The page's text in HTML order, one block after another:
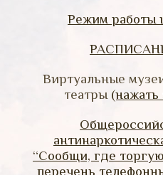
Режим работы
Виртуальные
театры (нажать
“Сообщи, где
перечень